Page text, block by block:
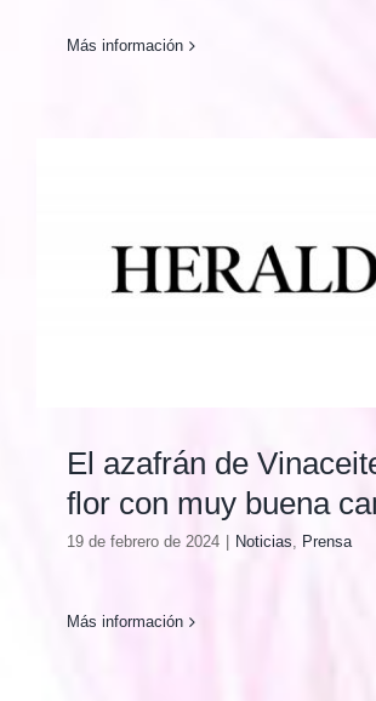
Más información
El azafrán de
flor con muy buena
19 de febrero de 2024 Noticias, Prensa
Más información